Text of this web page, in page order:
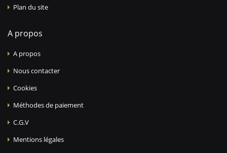
Plan du site
A propos
A propos
Nous contacter
Cookies
Méthodes de paiement
C.G.V
Mentions légales